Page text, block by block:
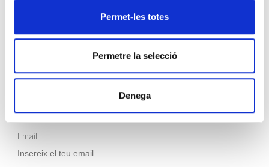
Permet-les totes
Permetre la selecció
Denega
DESCARREGAR ARXIU
INSCRIU-TE
Cognom
Email